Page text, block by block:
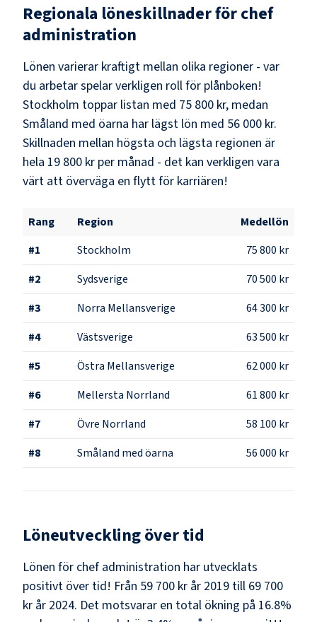
Regionala löneskillnader förchef
administration
Lönen varierar kraftigt mellan olika regioner - var
du arbetar spelar verkligen roll för plånboken!
Stockholm toppar listan med 75 800 kr, medan
Småland med öarna har lägst lön med 56 000 kr.
Skillnaden mellan högsta och lägsta regionen är
hela 19 800 kr per månad - det kan verkligen vara
värt att överväga en flytt för karriären!
Rang Region
Medellön
#1 Stockholm
75 800 kr
#2 Sydsverige
70 500 kr
#3 Norra Mellansverige
64 300 kr
#4 Västsverige
63 500 kr
#5 Östra Mellansverige
62 000 kr
#6 Mellersta Norrland
61 800 kr
#7 Övre Norrland
58 100 kr
#8 Småland med öarna 56 000 kr
Löneutveckling över tid
Lönen för chef administration har utvecklats
positivt över tid! Från 59 700 kr år 2019 till 69 700
kr år 2024. Det motsvarar en total ökning på 16.8%